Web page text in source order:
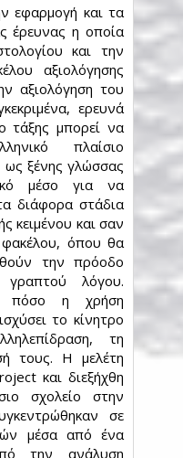
εφαρμογή και τα
έρευνας η οποία
και την
αξιολόγησης
αξιολόγηση του
ερευνά
τάξης μπορεί να
πλαίσιο
ως ξένης γλώσσας
μέσο για να
διάφορα στάδια
κειμένου και σαν
φακέλου, όπου θα
την πρόοδο
λόγου.
πόσο η χρήση
το κίνητρο
τη
τους. Η μελέτη
και διεξήχθη
σχολείο στην
σε
μέσα από ένα
την ανάλυση